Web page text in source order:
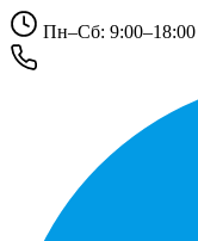
Пн–Сб: 9:00–18:00